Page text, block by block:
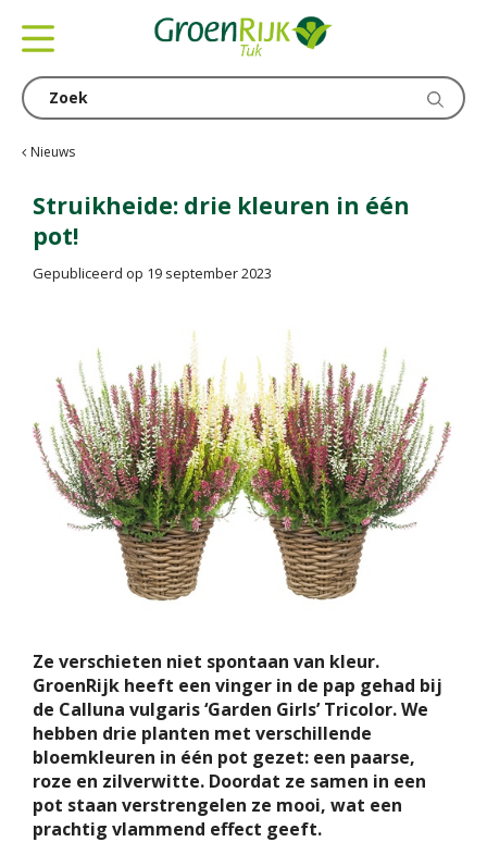
Nieuws
Struikheide: drie kleuren in één
pot!
Gepubliceerd op 19 september 2023
Ze verschieten niet spontaan van kleur.
GroenRijk heeft een vinger in de pap gehad bij
de Calluna vulgaris ‘Garden Girls’ Tricolor. We
hebben drie planten met verschillende
bloemkleuren in één pot gezet: een paarse,
roze en zilverwitte. Doordat ze samen in een
pot staan verstrengelen ze mooi, wat een
prachtig vlammend effect geeft.